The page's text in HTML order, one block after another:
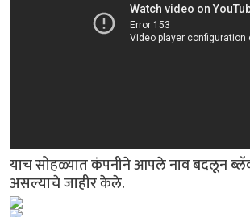
याच सोहळ्यात कंपनीने आपले नाव बदलून
असल्याचे जाहीर केले.